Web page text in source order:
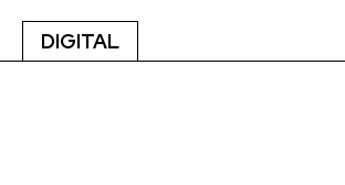
DIGITAL